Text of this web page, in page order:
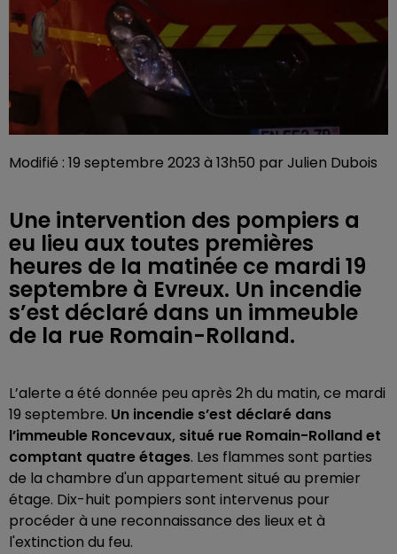
Modifié : 19 septembre 2023 à 13h50 par Julien Dubois
Une intervention des pompiers a
eu lieu aux toutes premières
heures de la matinée ce mardi 19
septembre à Evreux. Un incendie
s’est déclaré dans un immeuble
de la rue Romain-Rolland.
L’alerte a été donnée peu après 2h du matin, ce mardi
19 septembre. Un incendie s’est déclaré dans
l’immeuble Roncevaux, situé rue Romain-Rolland et
comptant quatre étages. Les flammes sont parties
de la chambre d'un appartement situé au premier
étage. Dix-huit pompiers sont intervenus pour
procéder à une reconnaissance des lieux et à
l'extinction du feu.